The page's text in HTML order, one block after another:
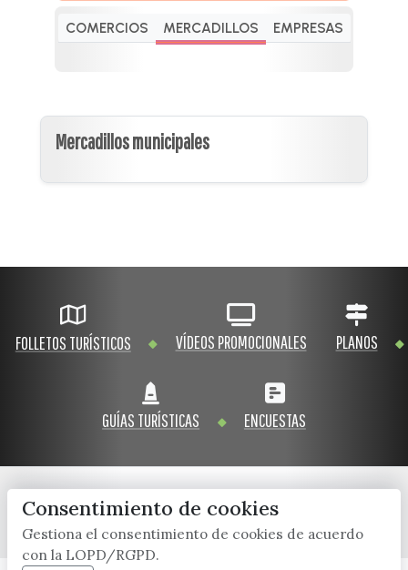
COMERCIOS MERCADILLOS EMPRESAS
Mercadillos municipales
FOLLETOS TURÍSTICOS VÍDEOS PROMOCIONALES PLANOS
GUÍAS TURÍSTICAS ENCUESTAS
x / twitter facebook youtube instagram
Consentimiento de cookies
Gestiona el consentimiento de cookies de acuerdo
con la LOPD/RGPD.